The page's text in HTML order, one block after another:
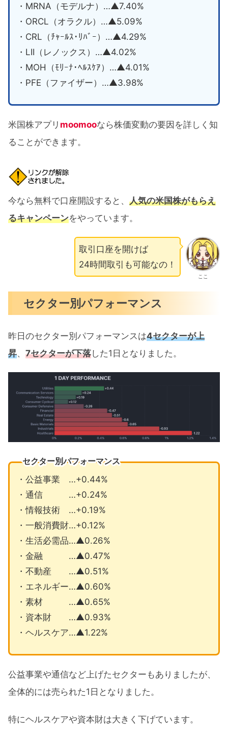
・MRNA（モデルナ）…▲7.40%
・ORCL（オラクル）…▲5.09%
・CRL（ﾁｬｰﾙｽ･ﾘﾊﾞｰ）…▲4.29%
・LII（レノックス）…▲4.02%
・MOH（ﾓﾘｰﾅ･ﾍﾙｽｹｱ）…▲4.01%
・PFE（ファイザー）…▲3.98%
米国株アプリ moomooなら株価変動の要因を詳しく知
ることができます。
今なら無料で口座開設すると、 人気の米国株がもらえ
るキャンペーンをやっています。
ここ
取引口座を開けば
24時間取引も可能なの！
セクター別パフォーマンス
昨日のセクター別パフォーマンスは4セクターが上
昇、 7セクターが下落した1日となりました。
セクター別パフォーマンス
・公益事業 …+0.44%
・通信 …+0.24%
・情報技術 …+0.19%
・一般消費財…+0.12%
・生活必需品…▲0.26%
・金融 …▲0.47%
・不動産 …▲0.51%
・エネルギー…▲0.60%
・素材 …▲0.65%
・資本財 …▲0.93%
・ヘルスケア…▲1.22%
公益事業や通信など上げたセクターもありましたが、
全体的には売られた1日となりました。
特にヘルスケアや資本財は大きく下げています。